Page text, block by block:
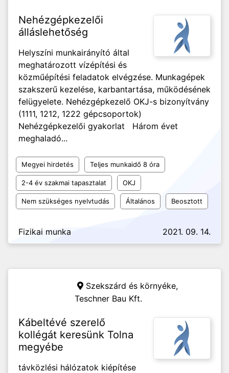
Nehézgépkezelői
álláslehetőség
Helyszíni munkairányító által
meghatározott vízépítési és
közműépítési feladatok elvégzése. Munkagépek
szakszerű kezelése, karbantartása, működésének
felügyelete. Nehézgépkezelő OKJ-s bizonyítvány
(1111, 1212, 1222 gépcsoportok)
Nehézgépkezelői gyakorlat Három évet
meghaladó...
Megyei hirdetés Teljes munkaidő 8 óra
2-4 év szakmai tapasztalat OKJ
Nem szükséges nyelvtudás Általános Beosztott
Fizikai munka 2021. 09. 14.
Szekszárd és környéke,
Teschner Bau Kft.
Kábeltévé szerelő
kollégát keresünk Tolna
megyébe
távközlési hálózatok kiépítése